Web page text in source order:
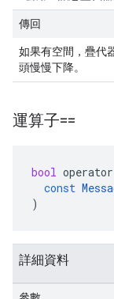
傳回
如果有空間，疊代
頭慢慢下降。
運算子==
bool operator
const
)
詳細資料